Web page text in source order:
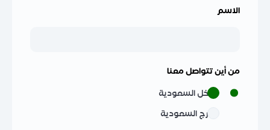
الاسم
من أين تتواصل معنا
داخل السعودية
خارج السعودية